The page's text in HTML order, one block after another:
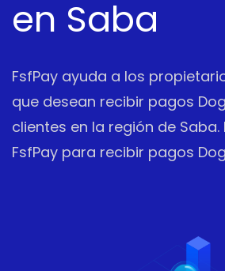
en Saba
FsfPay ayuda a los
que desean recibir pagos
clientes en la región de Saba.
FsfPay para recibir pagos